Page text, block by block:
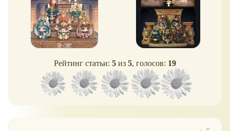
Рейтинг статьи: 5 из 5, голосов: 19